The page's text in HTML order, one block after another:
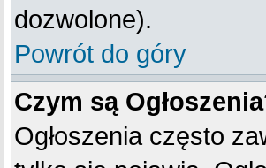
dozwolone).
Powrót do góry
Czym są
Ogłoszenia często